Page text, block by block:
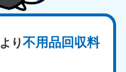
り不用品回収料